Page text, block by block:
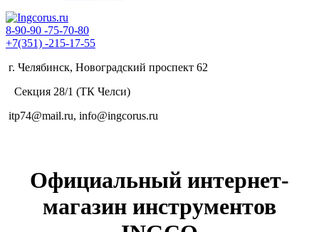
8-90-90 -75-70-80
+7(351) -215-17-55
г. Челябинск, Новоградский проспект 62
Секция 28/1 (ТК Челси)
itp74@mail.ru, info@ingcorus.ru
Официальный интернет-
магазин инструментов